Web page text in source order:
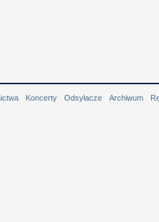
Koncerty Odsyłacze Archiwum